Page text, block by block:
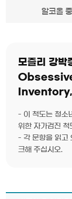
알코올
모즐리 강
- 이 척도는 청소
위한 자가검진 척
- 각 문항을 읽고
크해 주십시오.
스트레스 측정